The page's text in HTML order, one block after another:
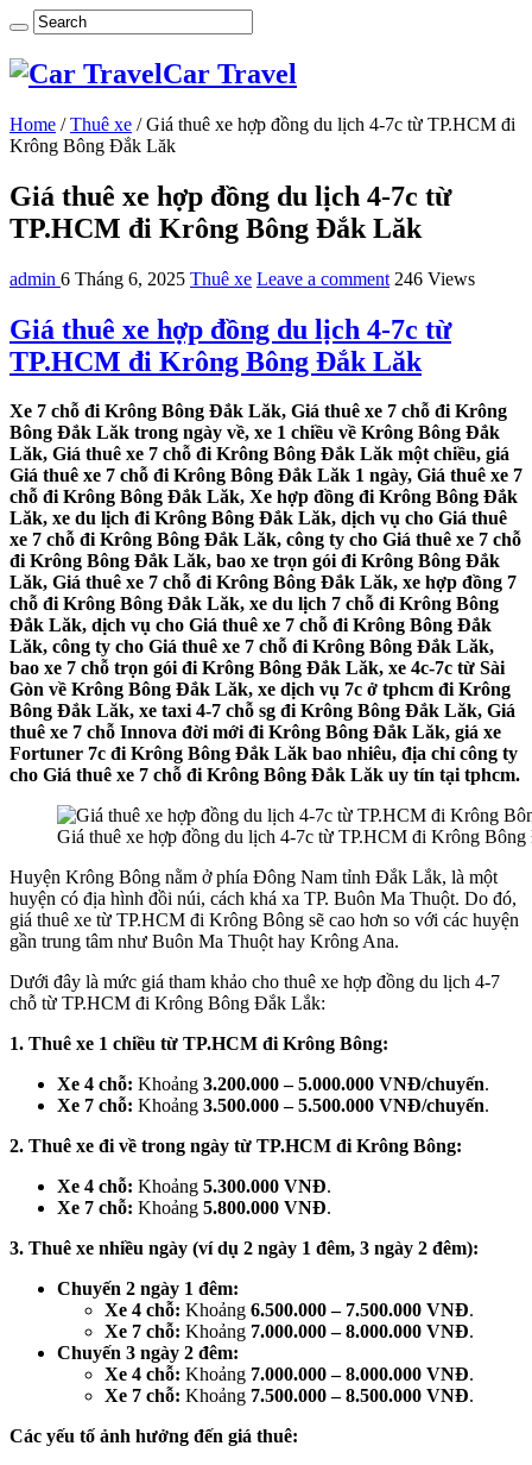
Car Travel
Home / Thuê xe / Giá thuê xe hợp đồng du lịch 4-7c từ TP.HCM đi
Krông Bông Đắk Lăk
Giá thuê xe hợp đồng du lịch 4-7c từ
TP.HCM đi Krông Bông Đắk Lăk
admin 6 Tháng 6, 2025 Thuê xe Leave a comment 246 Views
Giá thuê xe hợp đồng du lịch 4-7c từ
TP.HCM đi Krông Bông Đắk Lăk
Xe 7 chỗ đi Krông Bông Đắk Lăk, Giá thuê xe 7 chỗ đi Krông
Bông Đắk Lăk trong ngày về, xe 1 chiều về Krông Bông Đắk
Lăk, Giá thuê xe 7 chỗ đi Krông Bông Đắk Lăk một chiều, giá
Giá thuê xe 7 chỗ đi Krông Bông Đắk Lăk 1 ngày, Giá thuê xe 7
chỗ đi Krông Bông Đắk Lăk, Xe hợp đồng đi Krông Bông Đắk
Lăk, xe du lịch đi Krông Bông Đắk Lăk, dịch vụ cho Giá thuê
xe 7 chỗ đi Krông Bông Đắk Lăk, công ty cho Giá thuê xe 7 chỗ
đi Krông Bông Đắk Lăk, bao xe trọn gói đi Krông Bông Đắk
Lăk, Giá thuê xe 7 chỗ đi Krông Bông Đắk Lăk, xe hợp đồng 7
chỗ đi Krông Bông Đắk Lăk, xe du lịch 7 chỗ đi Krông Bông
Đắk Lăk, dịch vụ cho Giá thuê xe 7 chỗ đi Krông Bông Đắk
Lăk, công ty cho Giá thuê xe 7 chỗ đi Krông Bông Đắk Lăk,
bao xe 7 chỗ trọn gói đi Krông Bông Đắk Lăk, xe 4c-7c từ Sài
Gòn về Krông Bông Đắk Lăk, xe dịch vụ 7c ở tphcm đi Krông
Bông Đắk Lăk, xe taxi 4-7 chỗ sg đi Krông Bông Đắk Lăk, Giá
thuê xe 7 chỗ Innova đời mới đi Krông Bông Đắk Lăk, giá xe
Fortuner 7c đi Krông Bông Đắk Lăk bao nhiêu, địa chỉ công ty
cho Giá thuê xe 7 chỗ đi Krông Bông Đắk Lăk uy tín tại tphcm.
Giá thuê xe hợp đồng du lịch 4-7c từ TP.HCM đi Krông
Huyện Krông Bông nằm ở phía Đông Nam tỉnh Đắk Lắk, là một
huyện có địa hình đồi núi, cách khá xa TP. Buôn Ma Thuột. Do đó,
giá thuê xe từ TP.HCM đi Krông Bông sẽ cao hơn so với các huyện
gần trung tâm như Buôn Ma Thuột hay Krông Ana.
Dưới đây là mức giá tham khảo cho thuê xe hợp đồng du lịch 4-7
chỗ từ TP.HCM đi Krông Bông Đắk Lắk:
1. Thuê xe 1 chiều từ TP.HCM đi Krông Bông:
Xe 4 chỗ: Khoảng 3.200.000 – 5.000.000 VNĐ/chuyến.
Xe 7 chỗ: Khoảng 3.500.000 – 5.500.000 VNĐ/chuyến.
2. Thuê xe đi về trong ngày từ TP.HCM đi Krông Bông:
Xe 4 chỗ: Khoảng 5.300.000 VNĐ.
Xe 7 chỗ: Khoảng 5.800.000 VNĐ.
3. Thuê xe nhiều ngày (ví dụ 2 ngày 1 đêm, 3 ngày 2 đêm):
Chuyến 2 ngày 1 đêm:
Xe 4 chỗ: Khoảng 6.500.000 – 7.500.000 VNĐ.
Xe 7 chỗ: Khoảng 7.000.000 – 8.000.000 VNĐ.
Chuyến 3 ngày 2 đêm:
Xe 4 chỗ: Khoảng 7.000.000 – 8.000.000 VNĐ.
Xe 7 chỗ: Khoảng 7.500.000 – 8.500.000 VNĐ.
Các yếu tố ảnh hưởng đến giá thuê: